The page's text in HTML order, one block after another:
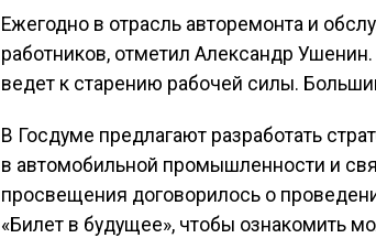
Ежегодно в отрасль авторемонта и
работников, отметил Александр Ушенин.
ведет к старению рабочей силы.
В Госдуме предлагают разработать
в автомобильной промышленности и
просвещения договорилось о
«Билет в будущее», чтобы ознакомить